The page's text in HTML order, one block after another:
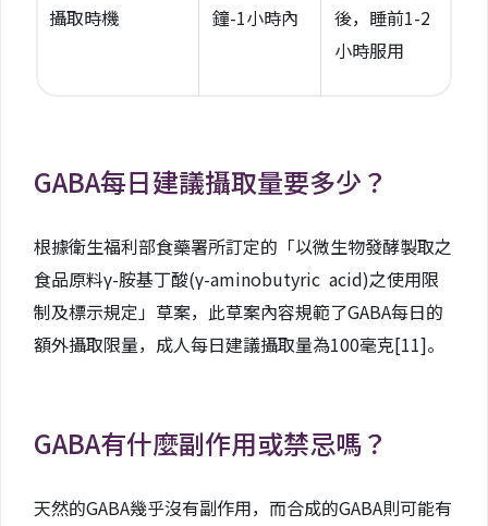
攝取時機
鐘-1小時內
後，睡前1-2
小時服用
GABA每日建議攝取量要多少？
根據衛生福利部食藥署所訂定的「以微生物發酵製取之
食品原料γ-胺基丁酸(γ-aminobutyric acid)之使用限
制及標示規定」草案，此草案內容規範了GABA每日的
額外攝取限量，成人每日建議攝取量為100毫克[11]。
GABA有什麼副作用或禁忌嗎？
天然的GABA幾乎沒有副作用，而合成的GABA則可能有